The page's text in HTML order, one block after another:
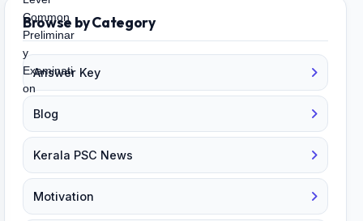
Browse by Category
Answer Key
Blog
Kerala PSC News
Motivation